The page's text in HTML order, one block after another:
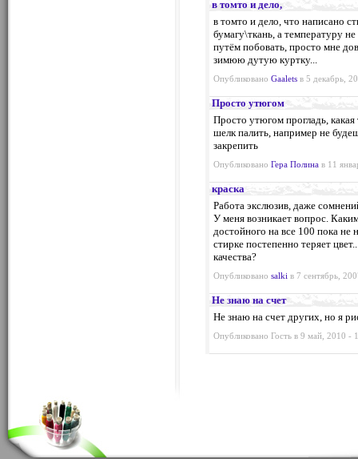
в томто и дело,
в томто и дело, что написано
бумагу\ткань, а температуру
путём побовать, просто мне
зимюю дутую куртку...
Опубликовано Gaalets в 5 декабрь,
Просто утюгом
Просто утюгом прогладь,
шелк палить, например не
закрепить
Опубликовано Гера Полина в 11
краска
Работа экслюзив, даже
У меня возникает вопрос.
достойного на все 100 пока
стирке постепенно теряет
качества?
Опубликовано salki в 7 сентябрь,
Не знаю на счет
Не знаю на счет других, но я
Опубликовано Гость в 9 май, 2010 -